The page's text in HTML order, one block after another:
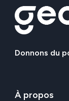
Donnons du
À propos